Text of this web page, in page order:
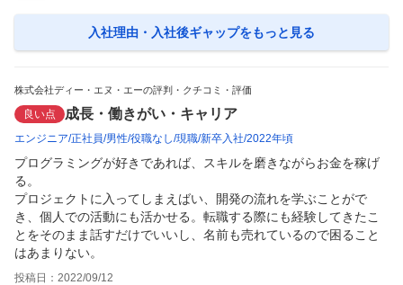
入社理由・入社後ギャップをもっと見る
株式会社ディー・エヌ・エーの評判・クチコミ・評価
良い点 成長・働きがい・キャリア
エンジニア 正社員 男性 役職なし 現職 新卒入社 2022年頃
プログラミングが好きであれば、スキルを磨きながらお金を稼げ
る。
プロジェクトに入ってしまえばい、開発の流れを学ぶことがで
き、個人での活動にも活かせる。転職する際にも経験してきたこ
とをそのまま話すだけでいいし、名前も売れているので困ること
はあまりない。
投稿日： 2022/09/12